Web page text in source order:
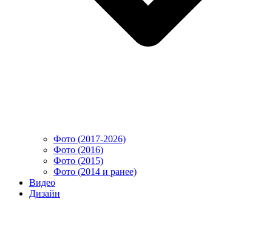
Фото (2017-2026)
Фото (2016)
Фото (2015)
Фото (2014 и ранее)
Видео
Дизайн